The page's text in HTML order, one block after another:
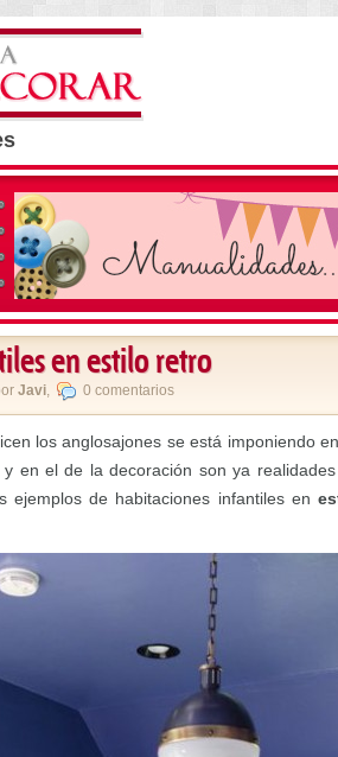
en estilo retro
Javi, 0 comentarios
los anglosajones se está imponiendo
en el de la decoración son ya
ejemplos de habitaciones infantiles en